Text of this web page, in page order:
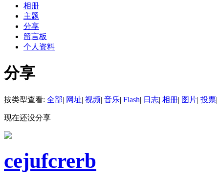
相册
主题
分享
留言板
个人资料
分享
按类型查看: 全部| 网址| 视频| 音乐| Flash| 日志| 相册| 图片| 投票|
现在还没分享
cejufcrerb